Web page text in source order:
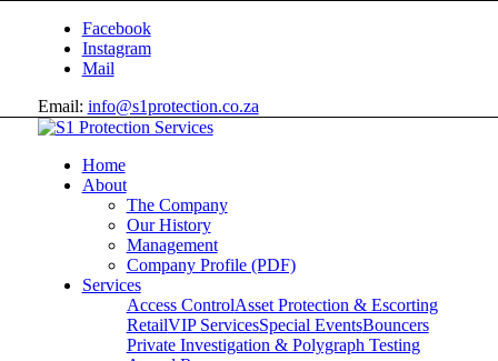
Facebook
Instagram
Mail
Email: info@s1protection.co.za
Home
About
The Company
Our History
Management
Company Profile (PDF)
Services
Access ControlAsset Protection & Escorting
RetailVIP ServicesSpecial EventsBouncers
Private Investigation & Polygraph Testing